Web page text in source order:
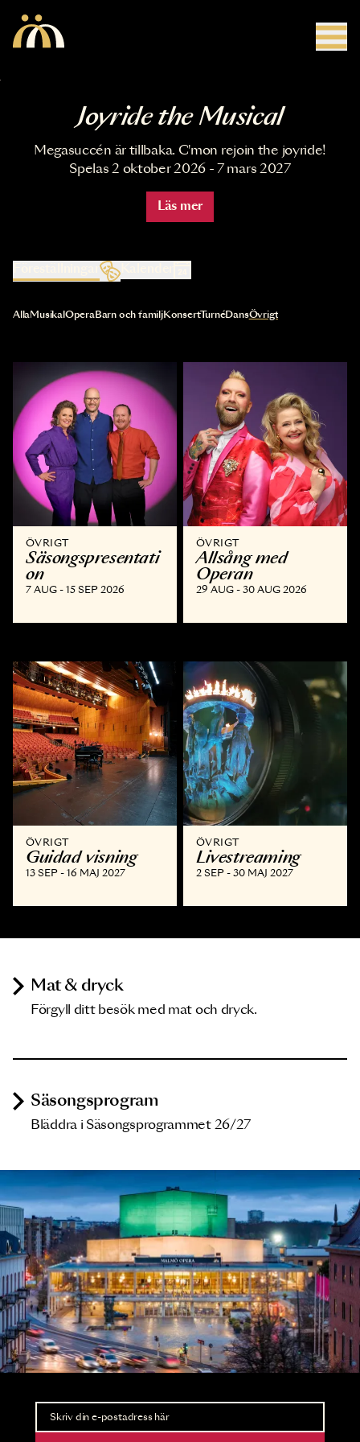
Joyride the Musical
Megasuccén är tillbaka. C'mon rejoin the joyride!
Spelas 2 oktober 2026 - 7 mars 2027
Läs mer
Kalender
Val av kategori uppdaterar innehållet automatiskt
AllaMusikal OperaBarn och familjKonsertTurnéDansÖvrigt
ÖVRIGT
Säsongspresentati
on
7 AUG - 15 SEP 2026
ÖVRIGT
Allsång med
Operan
29 AUG - 30 AUG 2026
ÖVRIGT
Guidad visning
13 SEP - 16 MAJ 2027
ÖVRIGT
Livestreaming
2 SEP - 30 MAJ 2027
Mat & dryck
Förgyll ditt besök med mat och dryck.
Säsongsprogram
Bläddra i Säsongsprogrammet 26/27
Nyhetsbrev
Ta del av förhandsinformation och biljettsläpp.